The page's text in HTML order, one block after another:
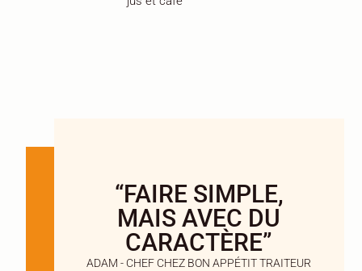
“FAIRE SIMPLE,
MAIS AVEC DU
CARACTÈRE”
ADAM - CHEF CHEZ BON APPÉTIT TRAITEUR